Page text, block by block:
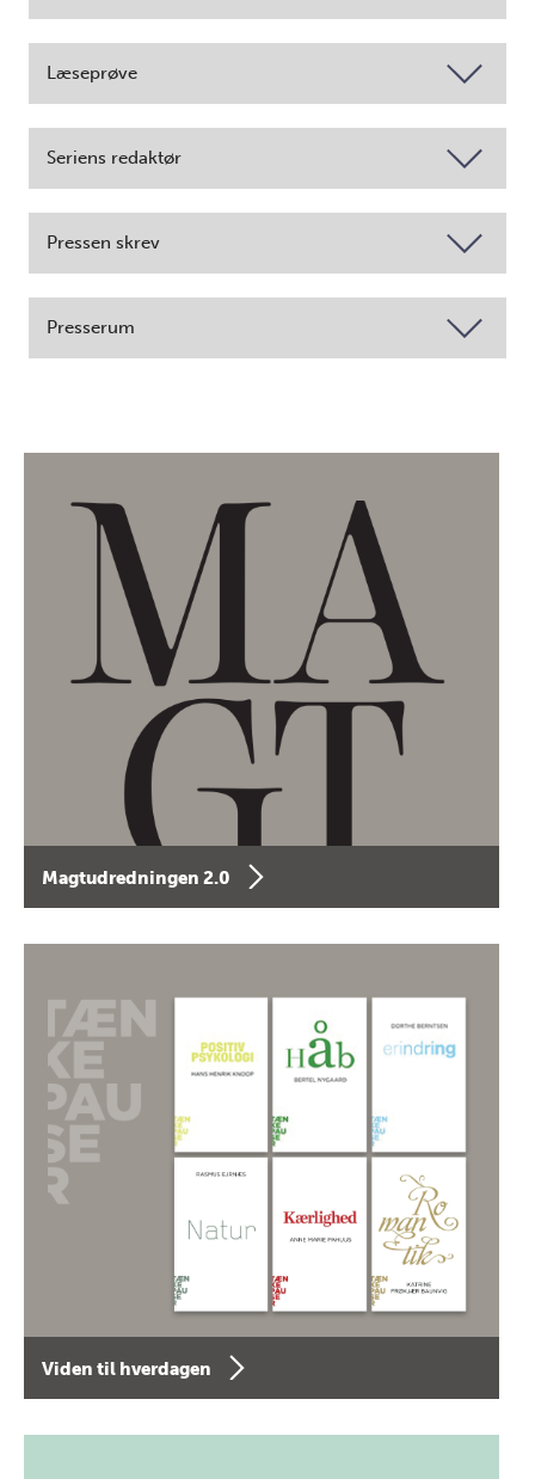
Læseprøve
Seriens redaktør
Pressen skrev
Presserum
Magtudredningen 2.0
Viden til hverdagen